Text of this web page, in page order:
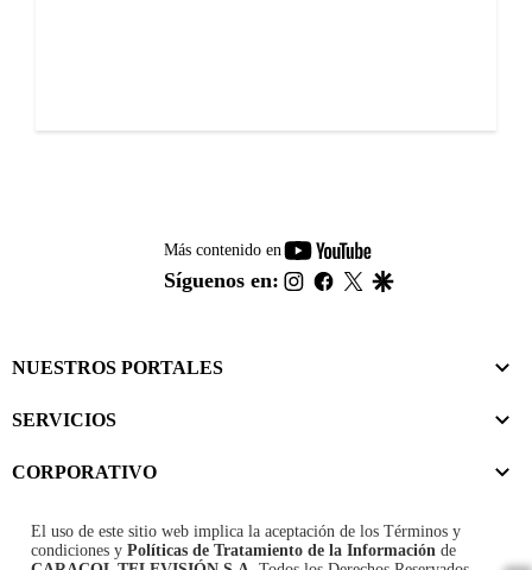
Más contenido en
youtube-
footer
Síguenos en: instagram
facebook
twitter
NUESTROS PORTALES
SERVICIOS
CORPORATIVO
El uso de este sitio web implica la aceptación de los Términos y
condiciones y Políticas de Tratamiento de la Información de